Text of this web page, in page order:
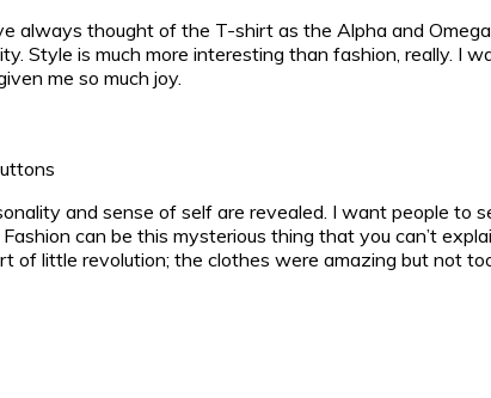
always thought of the T-shirt as the Alpha and
Style is much more interesting than fashion, really. I
me so much joy.
and sense of self are revealed. I want people to
can be this mysterious thing that you can’t
of little revolution; the clothes were amazing but not